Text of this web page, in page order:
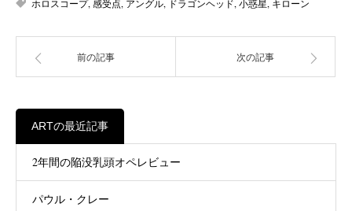
ホロスコープ,感受点, アングル, ドラゴンヘッド,小惑星, キローン
前の記事 次の記事
ARTの最近記事
2年間の陥没乳頭オペレビュー
パウル・クレー